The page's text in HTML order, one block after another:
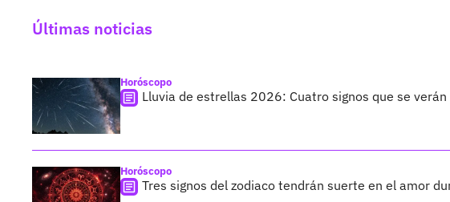
Últimas noticias
Horóscopo
Lluvia de estrellas 2026: Cuatro signos que se
Horóscopo
Tres signos del zodiaco tendrán suerte en el amor